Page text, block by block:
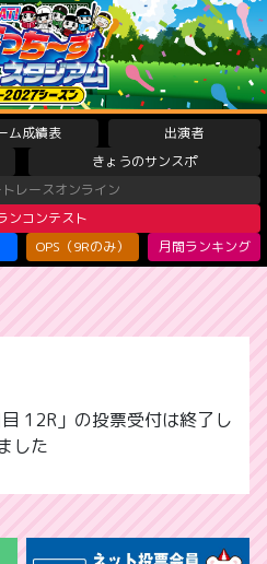
ム成績表
出演者
きょうのサンスポ
レースオンライン
ンコンテスト
OPS（9Rのみ） 月間ランキング
12R」の投票受付は終了し
した